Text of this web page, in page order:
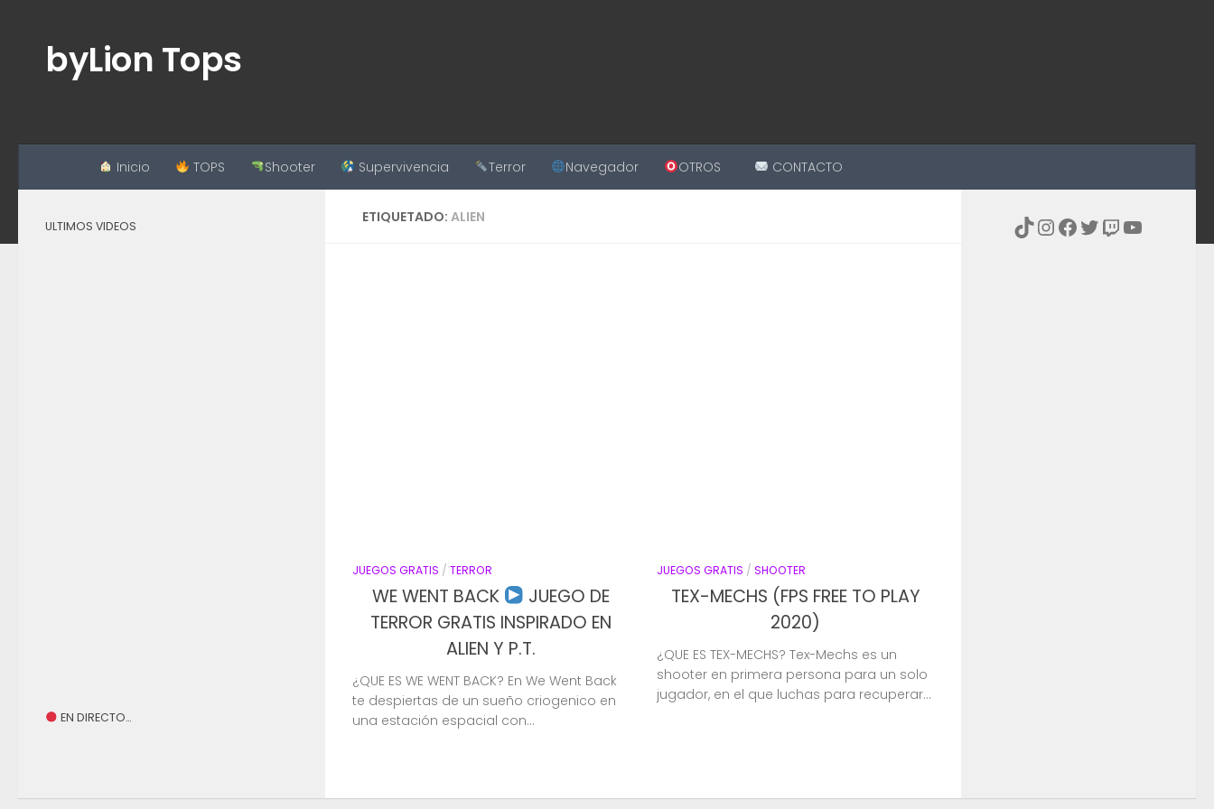
byLion Tops
Inicio TOPS Shooter Supervivencia Terror Navegador OTROS CONTACTO
ETIQUETADO: ALIEN
JUEGOS GRATIS / TERROR
WE WENT BACK
JUEGO DE
TERROR GRATIS INSPIRADO EN
ALIEN Y P.T.
¿QUE ES WE WENT BACK? En We Went Back
te despiertas de un sueño criogenico en
una estación espacial con...
JUEGOS GRATIS / SHOOTER
TEX-MECHS (FPS FREE TO PLAY
2020)
¿QUE ES TEX-MECHS? Tex-Mechs es un
shooter en primera persona para un solo
jugador, en el que luchas para recuperar...
ULTIMOS VIDEOS
EN DIRECTO…
TikTok
Instagram
Facebook
Twitter
Twitch